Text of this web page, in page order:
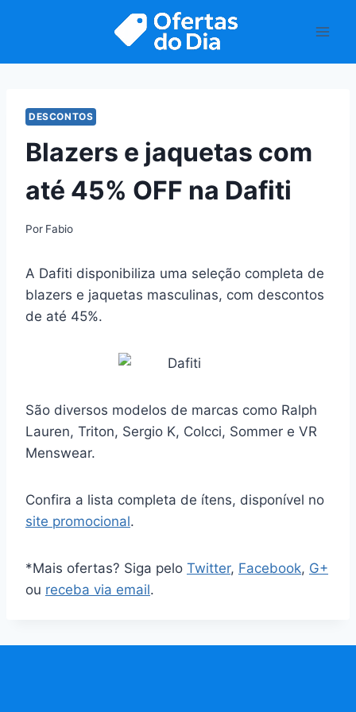
DESCONTOS
Blazers e jaquetas com
até 45% OFF na Dafiti
Por Fabio
A Dafiti disponibiliza uma seleção completa de
blazers e jaquetas masculinas, com descontos
de até 45%.
São diversos modelos de marcas como Ralph
Lauren, Triton, Sergio K, Colcci, Sommer e VR
Menswear.
Confira a lista completa de ítens, disponível no
site promocional.
*Mais ofertas? Siga pelo Twitter, Facebook, G+
ou receba via email.